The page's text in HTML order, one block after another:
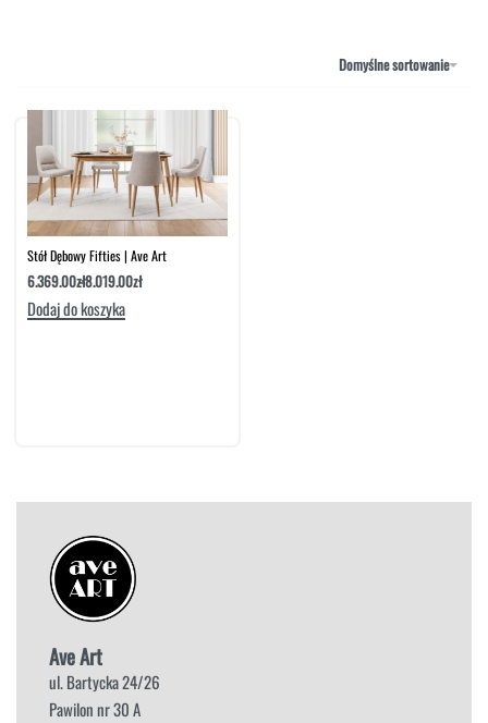
SZAFKI I KOMODY
Domyślne sortowanie
Stół Dębowy Fifties | Ave Art
6.369.00zł8.019.00zł
Dodaj do koszyka
Ave Art
ul. Bartycka 24/26
Pawilon nr 30 A